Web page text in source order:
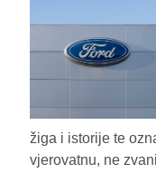
žiga i istorije te
vjerovatnu, ne